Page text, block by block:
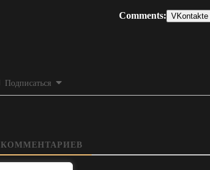
Comments: VKontakte
Подписаться
КОММЕНТАРИЕВ